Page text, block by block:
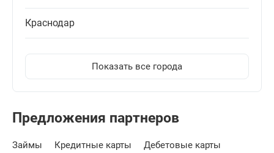
Краснодар
Показать все города
Предложения партнеров
Займы Кредитные карты Дебетовые карты